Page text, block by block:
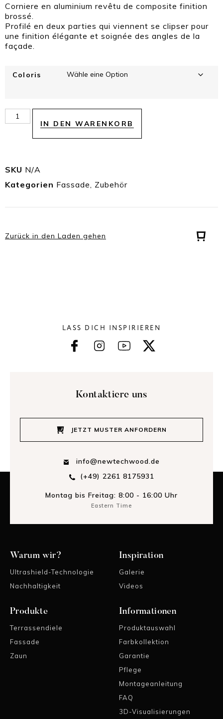
Corniere en aluminium revêtu de composite finition
brossé.
Profilé en deux parties qui viennent se clipser pour
une finition élégante et soignée des angles de la
façade.
Coloris
IN DEN WARENKORB
SKU N/A
Kategorien Fassade, Zubehör
Zurück in den Laden gehen
LASS DICH INSPIRIEREN
Kontaktiere uns
JETZT MUSTER ANFORDERN
info@newtechwood.de
(+49) 2261 8175931
Montag bis Freitag: 8:00 - 16:00 Uhr
Eastern Time
Warum wir?
Ultrashield-Technologie
Nachhaltigkeit
Inspiration
Galerie
Videos
Produkte
Terrassendiele
Fassade
Zaun
Informationen
Produktauswahl
Farbkollektion
Garantie
Pflege
Montageanleitung
FAQ
3D-Visualisierungen